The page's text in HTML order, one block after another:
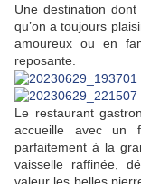
Une destination
qu’on a toujours
amoureux ou en
reposante.
Le restaurant
accueille avec un
parfaitement à la
vaisselle raffinée,